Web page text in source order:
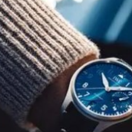
泉州市丰泽区宝洲路
青岛市南区山东路6号
烟台市芝罘区胜利路
长春市朝阳区西安大路
贵阳市南明区都司高架
昆明市盘龙区北京路
石家庄市长安区中山
西安市碑林区南关正街